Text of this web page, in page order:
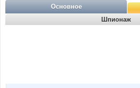
Основное
Шпионаж